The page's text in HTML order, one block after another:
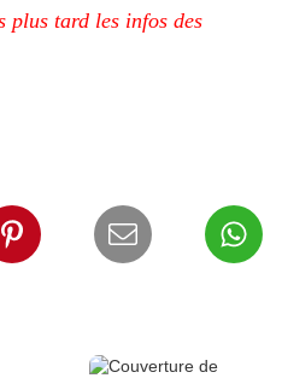
plus tard les infos des